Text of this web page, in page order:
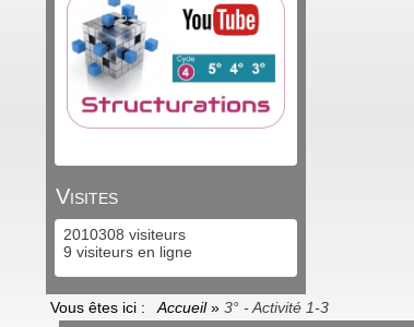
Visites
2010308 visiteurs
9 visiteurs en ligne
Vous êtes ici : Accueil» 3° - Activité 1-3